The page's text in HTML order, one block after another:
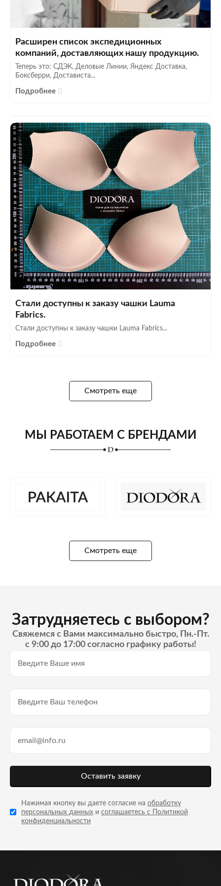
Расширен список экспедиционных
компаний, доставляющих нашу продукцию.
Теперь это: СДЭК, Деловые Линии, Яндекс Доставка,
Боксберри, Достависта...
Подробнее
Стали доступны к заказу чашки Lauma
Fabrics.
Стали доступны к заказу чашки Lauma Fabrics...
Подробнее
Смотреть еще
МЫ РАБОТАЕМ С БРЕНДАМИ
Смотреть еще
Затрудняетесь с выбором?
Свяжемся с Вами максимально быстро, Пн.-Пт.
с 9:00 до 17:00 согласно графику работы!
Оставить заявку
Нажимая кнопку вы даете согласие на обработку
персональных данных и соглашаетесь с Политикой
конфиденциальности